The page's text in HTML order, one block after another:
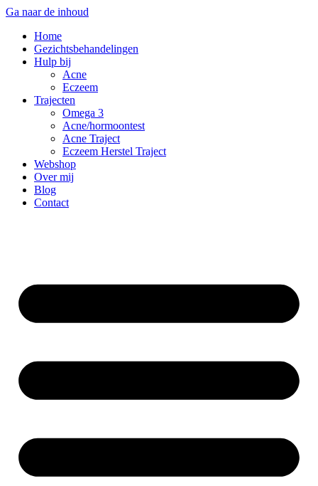
Ga naar de inhoud
Home
Gezichtsbehandelingen
Hulp bij
Acne
Eczeem
Trajecten
Omega 3
Acne/hormoontest
Acne Traject
Eczeem Herstel Traject
Webshop
Over mij
Blog
Contact